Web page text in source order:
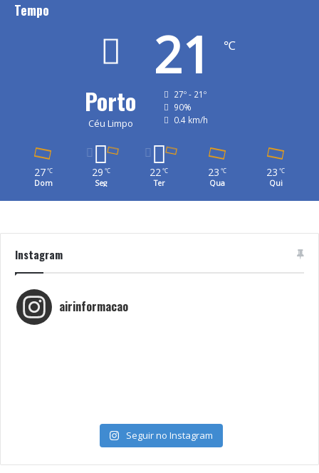
Tempo
Porto
Céu Limpo
21 ℃
27º - 21º
90%
0.4 km/h
27 ℃
Dom
29 ℃
Seg
22℃
Ter
23 ℃
Qua
23 ℃
Qui
Instagram
airinformacao
Seguir no Instagram